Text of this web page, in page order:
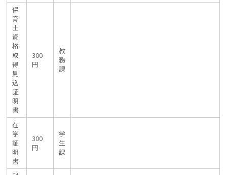
保
育
士
資
格
取
得
見
込
証
明
書
300
円
教
務
課
在
学
証
明
書
300
円
学
生
課